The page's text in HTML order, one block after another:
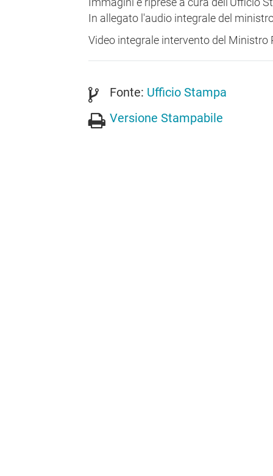
In allegato l'audio integrale del
Video integrale intervento del Ministro
Fonte: Ufficio Stampa
Versione Stampabile